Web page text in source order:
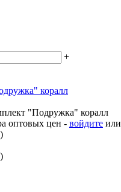
+
коралл
"Подружка" коралл
оптовых цен - войдите или